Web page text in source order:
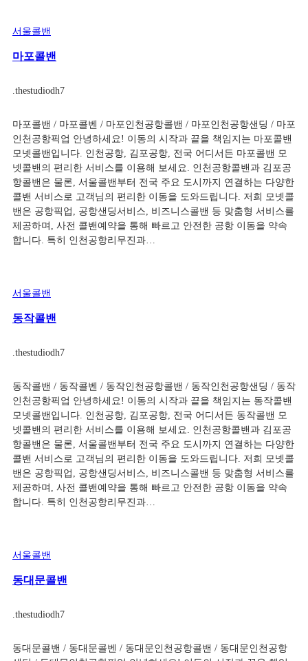
서울콜밴
마포콜밴
.thestudiodh7
마포콜밴 / 마포콜벤 / 마포인천공항콜밴 / 마포인천공항샌딩 / 마포
인천공항픽업 안녕하세요! 이동의 시작과 끝을 책임지는 마포콜밴
모넷콜밴입니다. 인천공항, 김포공항, 전국 어디서든 마포콜밴 모
넷콜밴의 편리한 서비스를 이용해 보세요. 인천공항콜밴과 김포공
항콜밴은 물론, 서울콜밴부터 전국 주요 도시까지 연결하는 다양한
콜밴 서비스로 고객님의 편리한 이동을 도와드립니다. 저희 모넷콜
밴은 공항픽업, 공항샌딩서비스, 비즈니스콜밴 등 맞춤형 서비스를
제공하며, 사전 콜밴예약을 통해 빠르고 안전한 공항 이동을 약속
합니다. 특히 인천공항리무진과…
서울콜밴
동작콜밴
.thestudiodh7
동작콜밴 / 동작콜벤 / 동작인천공항콜밴 / 동작인천공항샌딩 / 동작
인천공항픽업 안녕하세요! 이동의 시작과 끝을 책임지는 동작콜밴
모넷콜밴입니다. 인천공항, 김포공항, 전국 어디서든 동작콜밴 모
넷콜밴의 편리한 서비스를 이용해 보세요. 인천공항콜밴과 김포공
항콜밴은 물론, 서울콜밴부터 전국 주요 도시까지 연결하는 다양한
콜밴 서비스로 고객님의 편리한 이동을 도와드립니다. 저희 모넷콜
밴은 공항픽업, 공항샌딩서비스, 비즈니스콜밴 등 맞춤형 서비스를
제공하며, 사전 콜밴예약을 통해 빠르고 안전한 공항 이동을 약속
합니다. 특히 인천공항리무진과…
서울콜밴
동대문콜밴
.thestudiodh7
동대문콜밴 / 동대문콜벤 / 동대문인천공항콜밴 / 동대문인천공항